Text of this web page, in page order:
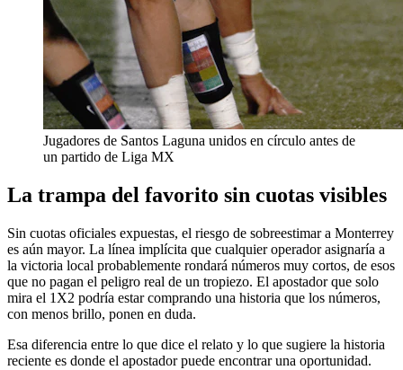
Jugadores de Santos Laguna unidos en círculo antes de
un partido de Liga MX
La trampa del favorito sin cuotas visibles
Sin cuotas oficiales expuestas, el riesgo de sobreestimar a Monterrey
es aún mayor. La línea implícita que cualquier operador asignaría a
la victoria local probablemente rondará números muy cortos, de esos
que no pagan el peligro real de un tropiezo. El apostador que solo
mira el 1X2 podría estar comprando una historia que los números,
con menos brillo, ponen en duda.
Esa diferencia entre lo que dice el relato y lo que sugiere la historia
reciente es donde el apostador puede encontrar una oportunidad.